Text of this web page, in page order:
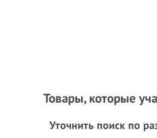
Товары, которые
Уточнить поиск по